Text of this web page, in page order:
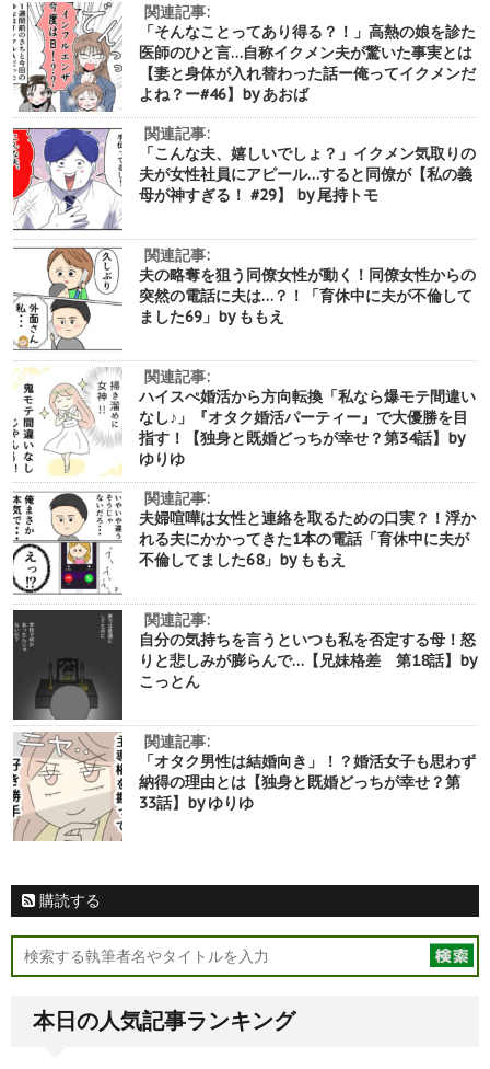
関連記事:
「そんなことってあり得る？！」高熱の娘を診た
医師のひと言…自称イクメン夫が驚いた事実とは
【妻と身体が入れ替わった話ー俺ってイクメンだ
よね？ー#46】by あおば
関連記事:
「こんな夫、嬉しいでしょ？」イクメン気取りの
夫が女性社員にアピール…すると同僚が【私の義
母が神すぎる！ #29】 by 尾持トモ
関連記事:
夫の略奪を狙う同僚女性が動く！同僚女性からの
突然の電話に夫は…？！「育休中に夫が不倫して
ました69」by ももえ
関連記事:
ハイスぺ婚活から方向転換「私なら爆モテ間違い
なし♪」『オタク婚活パーティー』で大優勝を目
指す！【独身と既婚どっちが幸せ？第34話】by
ゆりゆ
関連記事:
夫婦喧嘩は女性と連絡を取るための口実？！浮か
れる夫にかかってきた1本の電話「育休中に夫が
不倫してました68」by ももえ
関連記事:
自分の気持ちを言うといつも私を否定する母！怒
りと悲しみが膨らんで…【兄妹格差 第18話】by
こっとん
関連記事:
「オタク男性は結婚向き」！？婚活女子も思わず
納得の理由とは【独身と既婚どっちが幸せ？第
33話】by ゆりゆ
購読する
本日の人気記事ランキング